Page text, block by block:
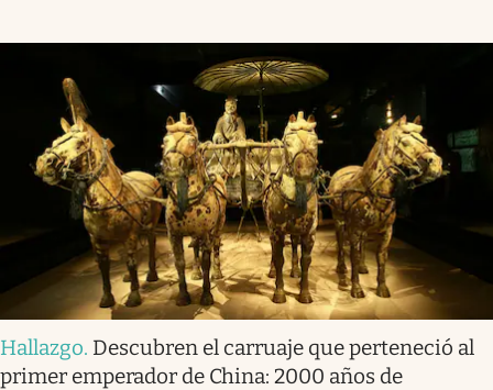
Hallazgo. Descubren el carruaje que perteneció al
primer emperador de China: 2000 años de